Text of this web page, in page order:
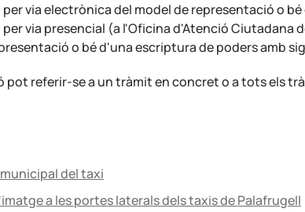
via electrònica del model de representació o
via presencial (a l'Oficina d'Atenció Ciutadana
o bé d'una escriptura de poders amb
pot referir-se a un tràmit en concret o a tots els
del taxi
a les portes laterals dels taxis de Palafrugell